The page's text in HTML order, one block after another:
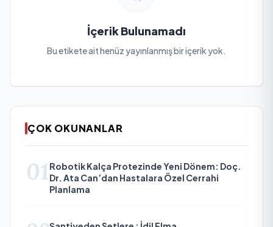
İçerik Bulunamadı
Bu etikete ait henüz yayınlanmış bir içerik yok.
ÇOK OKUNANLAR
01 Robotik Kalça Protezinde Yeni Dönem: Doç.
Dr. Ata Can’dan Hastalara Özel Cerrahi
Planlama